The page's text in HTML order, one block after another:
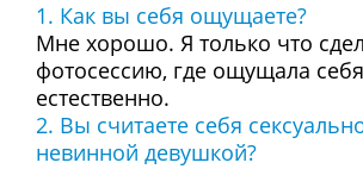
1. Как вы себя ощущаете?
Мне хорошо. Я только что
фотосессию, где ощущала себя
естественно.
2. Вы считаете себя
невинной девушкой?